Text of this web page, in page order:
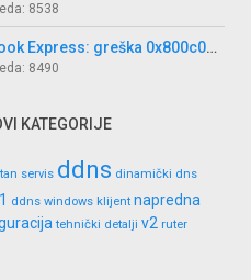
8538
Outlook Express: greška 0x800c0133
8490
KATEGORIJE
servis ddns dinamički dns
ddns windows klijent napredna
tehnički detalji v2 ruter